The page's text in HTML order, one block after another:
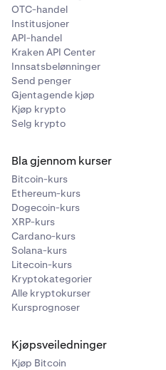
OTC-handel
Institusjoner
API-handel
Kraken API Center
Innsatsbelønninger
Send penger
Gjentagende kjøp
Kjøp krypto
Selg krypto
Bla gjennom kurser
Bitcoin-kurs
Ethereum-kurs
Dogecoin-kurs
XRP-kurs
Cardano-kurs
Solana-kurs
Litecoin-kurs
Kryptokategorier
Alle kryptokurser
Kursprognoser
Kjøpsveiledninger
Kjøp Bitcoin